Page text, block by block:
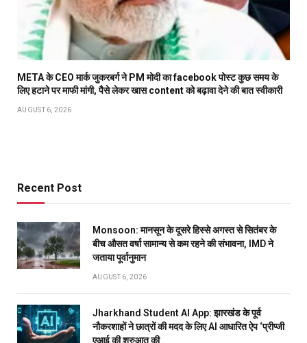
META के CEO मार्क जुकरबर्ग ने PM मोदी का facebook पोस्ट कुछ समय के
लिए हटाने पर माफी मांगी, पैसे लेकर खास content को बढ़ावा देने की बात स्वीकारी
AUGUST 6, 2026
Recent Post
Monsoon: मानसून के दूसरे हिस्से अगस्त से सितंबर के
बीच औसत वर्षा सामान्य से कम रहने की संभावना, IMD ने
जताया पूर्वानुमान
AUGUST 6, 2026
Jharkhand Student AI App: झारखंड के पूर्व
नौकरशाहों ने छात्रों की मदद के लिए AI आधारित ऐप ‘प्रीप्जी
एआई की शुरुआत की